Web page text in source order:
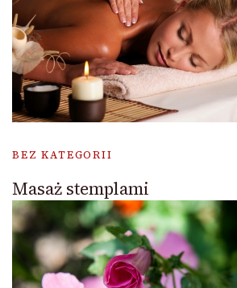
BEZ KATEGORII
Masaż stemplami